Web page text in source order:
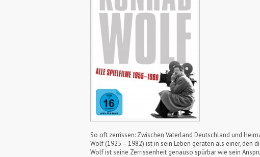
So oft zerrissen: Zwischen Vaterland Deutschland und
Wolf (1925 – 1982) ist in sein Leben geraten als einer, den
Wolf ist seine Zerrissenheit genauso spürbar wie sein